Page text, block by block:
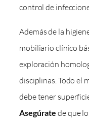
control de
Además de la
mobiliario clínico
exploración
disciplinas. Todo el
debe tener
Asegúrate de que